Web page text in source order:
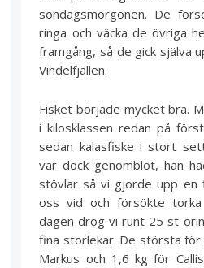
söndagsmorgonen. De
ringa och väcka de övriga
framgång, så de gick själva
Vindelfjällen.
Fisket började mycket bra.
i kilosklassen redan på
sedan kalasfiske i stort
var dock genomblöt, han
stövlar så vi gjorde upp en
oss vid och försökte torka
dagen drog vi runt 25 st
fina storlekar. De största
Markus och 1,6 kg för